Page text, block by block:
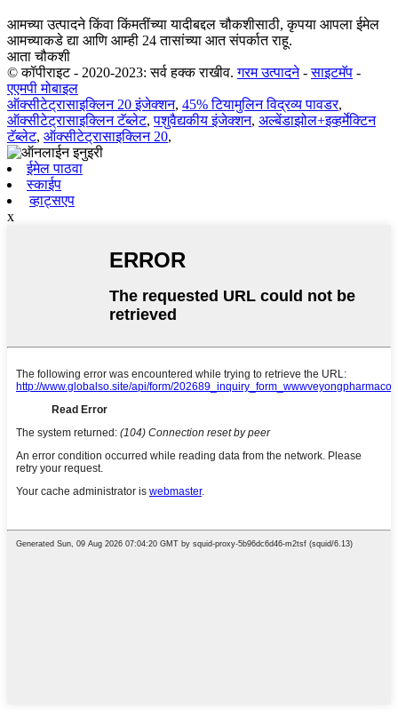
आमच्या उत्पादने किंवा किंमतींच्या यादीबद्दल चौकशीसाठी, कृपया आपला ईमेल
आमच्याकडे द्या आणि आम्ही 24 तासांच्या आत संपर्कात राहू.
आता चौकशी
© कॉपीराइट - 2020-2023: सर्व हक्क राखीव. गरम उत्पादने-साइटमॅप -
एएमपी मोबाइल
ऑक्सीटेट्रासाइक्लिन 20 इंजेक्शन, 45% टियामुलिन विद्रव्य पावडर,
ऑक्सीटेट्रासाइक्लिन टॅब्लेट,पशुवैद्यकीय इंजेक्शन, अल्बेंडाझोल+इव्हर्मेक्टिन
टॅब्लेट, ऑक्सीटेट्रासाइक्लिन 20,
ईमेल पाठवा
स्काईप
व्हाट्सएप
x